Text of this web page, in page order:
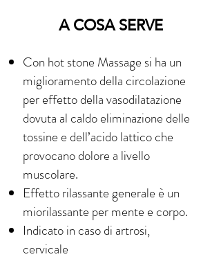
A COSA SERVE
Con hot stone Massage si ha un
miglioramento della circolazione
per effetto della vasodilatazione
dovuta al caldo eliminazione delle
tossine e dell’acido lattico che
provocano dolore a livello
muscolare.
Effetto rilassante generale è un
miorilassante per mente e corpo.
Indicato in caso di artrosi,
cervicale